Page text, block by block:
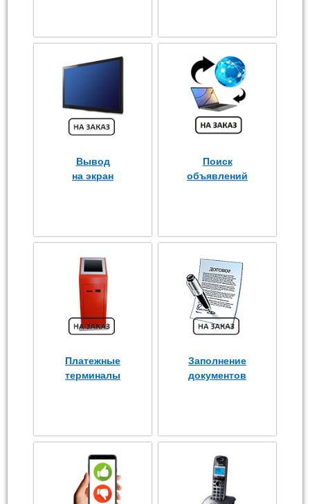
Вывод
на экран
Поиск
объявлений
Платежные
терминалы
Заполнение
документов